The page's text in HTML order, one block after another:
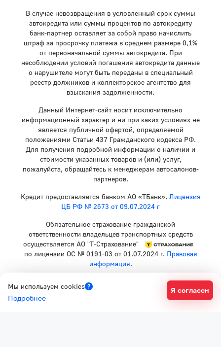
В случае невозвращения в условленный срок суммы
автокредита или суммы процентов по автокредиту
банк-партнер оставляет за собой право начислить
штраф за просрочку платежа в среднем размере 0,1%
от первоначальной суммы автокредита. При
несоблюдении условий погашения автокредита данные
о нарушителе могут быть переданы в специальный
реестр должников и коллекторское агентство для
взыскания задолженности.
Данный Интернет-сайт носит исключительно
информационный характер и ни при каких условиях не
является публичной офертой, определяемой
положениями Статьи 437 Гражданского кодекса РФ.
Для получения подробной информации о наличии и
стоимости указанных товаров и (или) услуг,
пожалуйста, обращайтесь к менеджерам автосалонов-
партнеров.
Кредит предоставляется банком АО «ТБанк». Лицензия
ЦБ РФ № 2673 от 09.07.2024 г
Обязательное страхование гражданской
ответственности владельцев транспортных средств
осуществляется АО "Т-Страхование"
по лицензии ОС № 0191-03 от 01.07.2024 г. Правовая
информация.
Политика конфиденциальности
Согласие на рекламную рассылку
Мы используем cookies
Подробнее
Я согласен